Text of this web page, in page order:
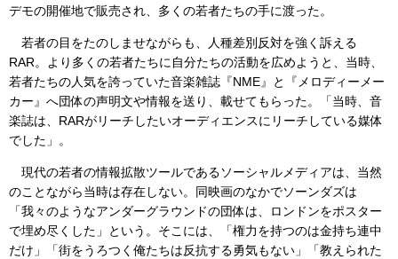
デモの開催地で販売され、多くの若者たちの手に渡った。
若者の目をたのしませながらも、人種差別反対を強く訴える
RAR。より多くの若者たちに自分たちの活動を広めようと、当時、
若者たちの人気を誇っていた音楽雑誌『NME』と『メロディーメー
カー』へ団体の声明文や情報を送り、載せてもらった。「当時、音
楽誌は、RARがリーチしたいオーディエンスにリーチしている媒体
でした」。
現代の若者の情報拡散ツールであるソーシャルメディアは、当然
のことながら当時は存在しない。同映画のなかでソーンダズは
「我々のようなアンダーグラウンドの団体は、ロンドンをポスター
で埋め尽くした」という。そこには、「権力を持つのは金持ち連中
だけ」「街をうろつく俺たちは反抗する勇気もない」「教えられた